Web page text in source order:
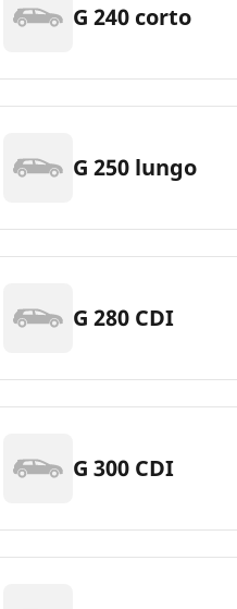
G 240 corto
G 250 lungo
G 280 CDI
G 300 CDI